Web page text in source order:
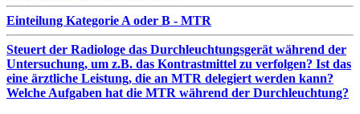
Einteilung Kategorie A oder B - MTR
Steuert der Radiologe das Durchleuchtungsgerät während der
Untersuchung, um z.B. das Kontrastmittel zu verfolgen? Ist das
eine ärztliche Leistung, die an MTR delegiert werden kann?
Welche Aufgaben hat die MTR während der Durchleuchtung?